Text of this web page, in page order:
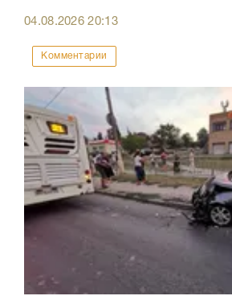
04.08.202620:13
Комментарии